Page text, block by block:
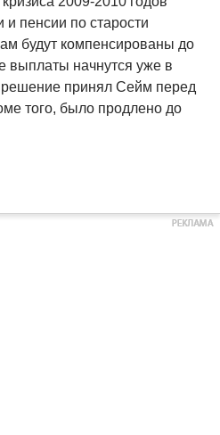
и пенсии по старости
будут компенсированы до
выплаты начнутся уже в
принял Сейм перед
того, было продлено до